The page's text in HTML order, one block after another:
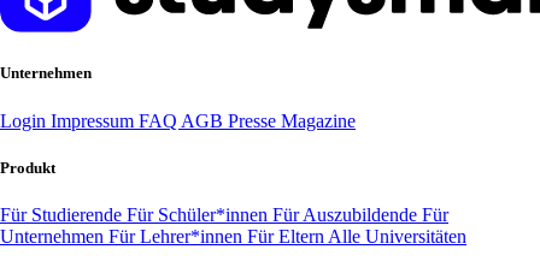
Unternehmen
Login Impressum FAQ AGB Presse Magazine
Produkt
Für Studierende Für Schüler*innen Für Auszubildende Für
Unternehmen Für Lehrer*innen Für Eltern Alle Universitäten